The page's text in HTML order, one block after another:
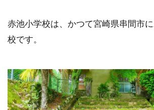
赤池小学校は、かつて宮崎県串間市
校です。